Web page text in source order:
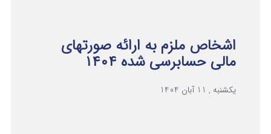
اشخاص ملزم به ارائه صورتهای
مالی حسابرسی شده ۱۴۰۴
یکشنبه , 11 آبان 1404